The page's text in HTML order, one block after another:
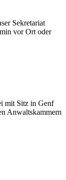
Sekretariat
vor Ort oder
mit Sitz in Genf
Anwaltskammern